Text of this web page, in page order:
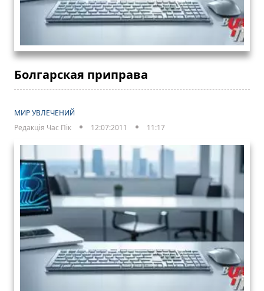
Болгарская приправа
МИР УВЛЕЧЕНИЙ
Редакція Час Пік
12:07:2011 11:17